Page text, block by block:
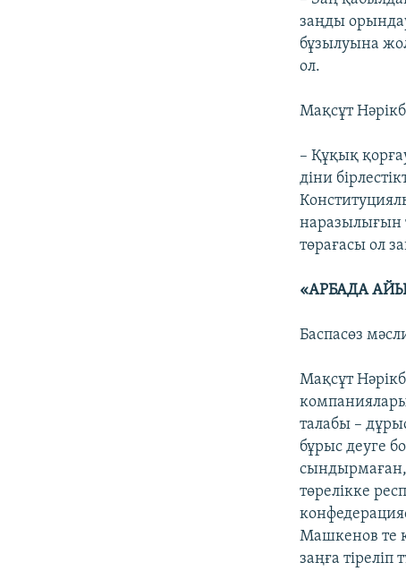
заңды
бұзылуына
ол.
Мақсұт
– Құқық
діни
наразылығын
төрағасы ол
«АРБАДА
Баспасөз
Мақсұт
талабы –
бұрыс деуге
сындырмаған,
төрелікке
Машкенов те
заңға